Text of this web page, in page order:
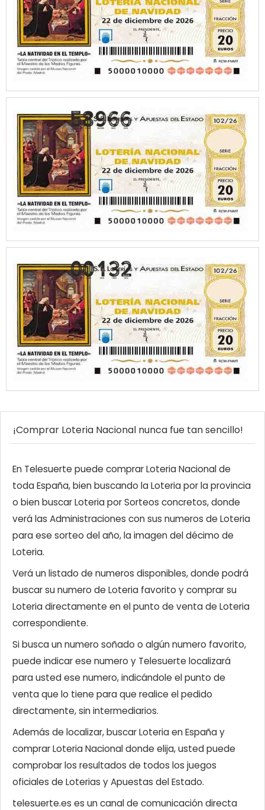
¡Comprar Loteria Nacional nunca fue tan sencillo!
En Telesuerte puede comprar Loteria Nacional de
toda España, bien buscando la Loteria por la provincia
o bien buscar Loteria por Sorteos concretos, donde
verá las Administraciones con sus numeros de Loteria
para ese sorteo del año, la imagen del décimo de
Loteria.
Verá un listado de numeros disponibles, donde podrá
buscar su numero de Loteria favorito y comprar su
Loteria directamente en el punto de venta de Loteria
correspondiente.
Si busca un numero soñado o algún numero favorito,
puede indicar ese numero y Telesuerte localizará
para usted ese numero, indicándole el punto de
venta que lo tiene para que realice el pedido
directamente, sin intermediarios.
Además de localizar, buscar Loteria en España y
comprar Loteria Nacional donde elija, usted puede
comprobar los resultados de todos los juegos
oficiales de Loterias y Apuestas del Estado.
telesuerte.es es un canal de comunicación directa